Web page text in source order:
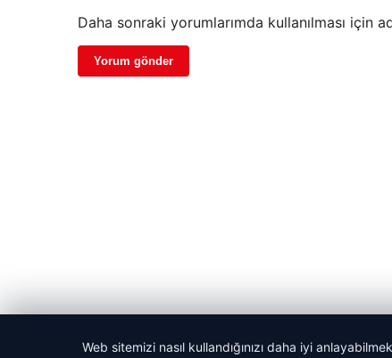
Daha sonraki yorumlarımda kullanılması için
© 2026 Şimdi Haber- Gündemden Taze Bilgiler
Web sitemizi nasıl kullandığınızı daha iyi